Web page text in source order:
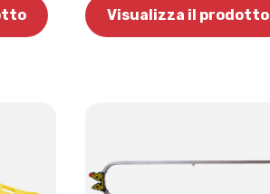
Visualizza il prodotto